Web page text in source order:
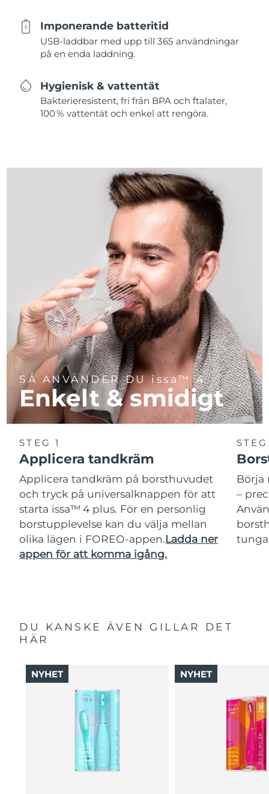
Imponerande batteritid
USB-laddbar med upp till 365 användningar
på en enda laddning.
Hygienisk & vattentät
Bakterieresistent, fri från BPA och ftalater,
100 % vattentät och enkel att rengöra.
SÅ ANVÄNDER DU issa™ 4
Enkelt & smidigt
STEG 1
Applicera tandkräm
Applicera tandkräm på borsthuvudet
och tryck på universalknappen för att
starta issa™ 4 plus. För en personlig
borstupplevelse kan du välja mellan
olika lägen i FOREO-appen.Ladda ner
appen för att komma igång.
Börja
–
DU KANSKE ÄVEN GILLAR DET
HÄR
NYHET NYHET